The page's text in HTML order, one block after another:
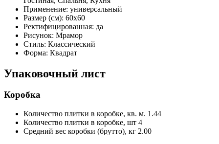
Применение: универсальный
Размер (см): 60x60
Ректифицированная: да
Рисунок: Мрамор
Стиль: Классический
Форма: Квадрат
Упаковочный лист
Коробка
Количество плитки в коробке, кв. м. 1.44
Количество плитки в коробке, шт 4
Средний вес коробки (брутто), кг 2.00